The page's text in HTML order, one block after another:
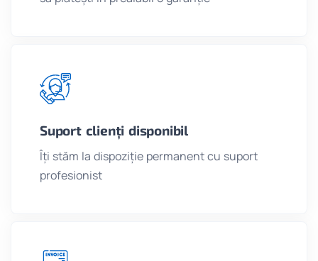
Suport clienți disponibil
Îți stăm la dispoziție permanent cu suport
profesionist